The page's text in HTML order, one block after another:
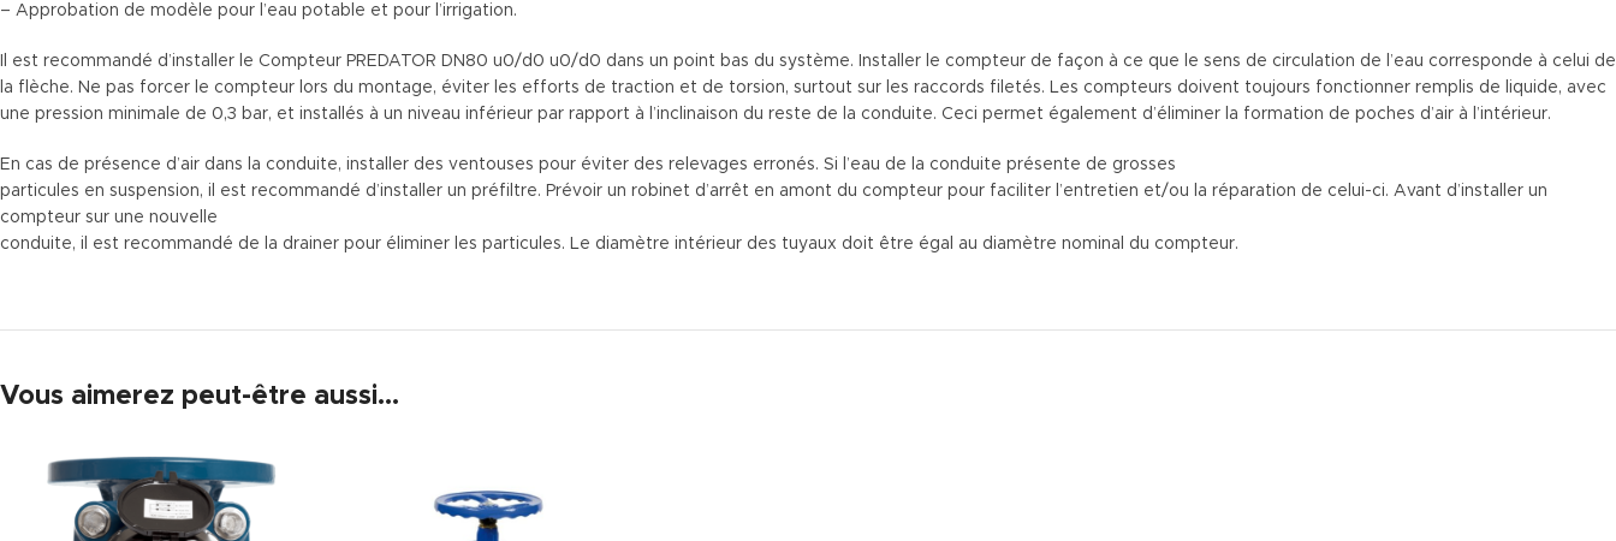
– Approbation de modèle pour l’eau potable et pour l’irrigation.
Il est recommandé d’installer le Compteur PREDATOR DN80 u0/d0 u0/d0 dans un point bas du système. Installer le compteur de façon à ce que le sens de circulation de l’eau corresponde à celui de
la flèche. Ne pas forcer le compteur lors du montage, éviter les efforts de traction et de torsion, surtout sur les raccords filetés. Les compteurs doivent toujours fonctionner remplis de liquide, avec
une pression minimale de 0,3 bar, et installés à un niveau inférieur par rapport à l’inclinaison du reste de la conduite. Ceci permet également d’éliminer la formation de poches d’air à l’intérieur.
En cas de présence d’air dans la conduite, installer des ventouses pour éviter des relevages erronés. Si l’eau de la conduite présente de grosses
particules en suspension, il est recommandé d’installer un préfiltre. Prévoir un robinet d’arrêt en amont du compteur pour faciliter l’entretien et/ou la réparation de celui-ci. Avant d’installer un
compteur sur une nouvelle
conduite, il est recommandé de la drainer pour éliminer les particules. Le diamètre intérieur des tuyaux doit être égal au diamètre nominal du compteur.
Vous aimerez peut-être aussi…